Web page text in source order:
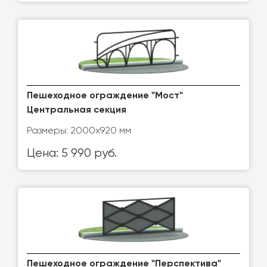
Пешеходное ограждение "Мост"
Центральная секция
Размеры: 2000x920 мм
Цена: 5 990 руб.
Пешеходное ограждение "Перспектива"